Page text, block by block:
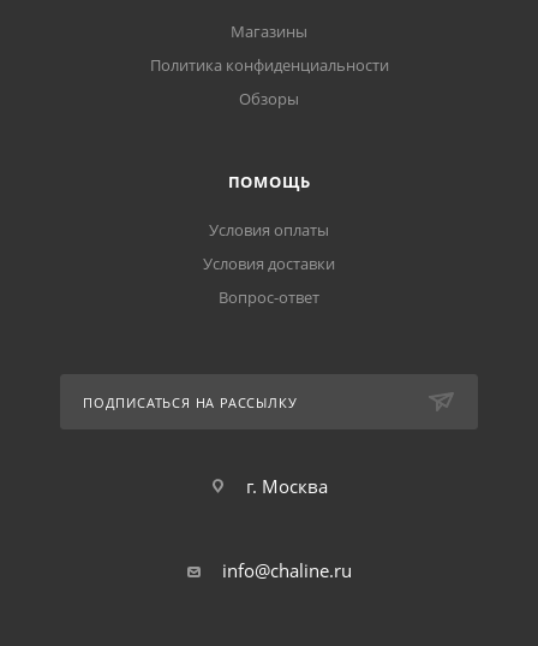
Магазины
Политика конфиденциальности
Обзоры
ПОМОЩЬ
Условия оплаты
Условия доставки
Вопрос-ответ
ПОДПИСАТЬСЯ НА РАССЫЛКУ
г. Москва
info@chaline.ru